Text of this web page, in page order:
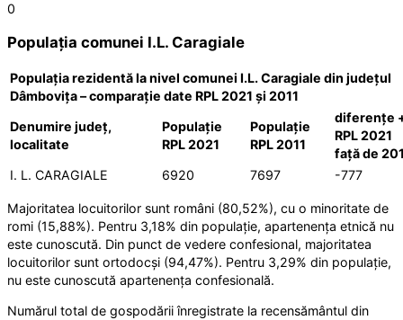
0
Populația comunei I.L. Caragiale
Populația rezidentă la nivel comunei I.L. Caragiale din județul
Dâmbovița – comparație date RPL 2021 și 2011
Denumire județ,
localitate
Populație
RPL 2021
Populație
RPL 2011
diferențe
RPL 2021
față de
I. L. CARAGIALE
6920 7697 -777
Majoritatea locuitorilor sunt români (80,52%), cu o minoritate de
romi (15,88%). Pentru 3,18% din populație, apartenența etnică nu
este cunoscută. Din punct de vedere confesional, majoritatea
locuitorilor sunt ortodocși (94,47%). Pentru 3,29% din populație,
nu este cunoscută apartenența confesională.
Numărul total de gospodării înregistrate la recensământul din